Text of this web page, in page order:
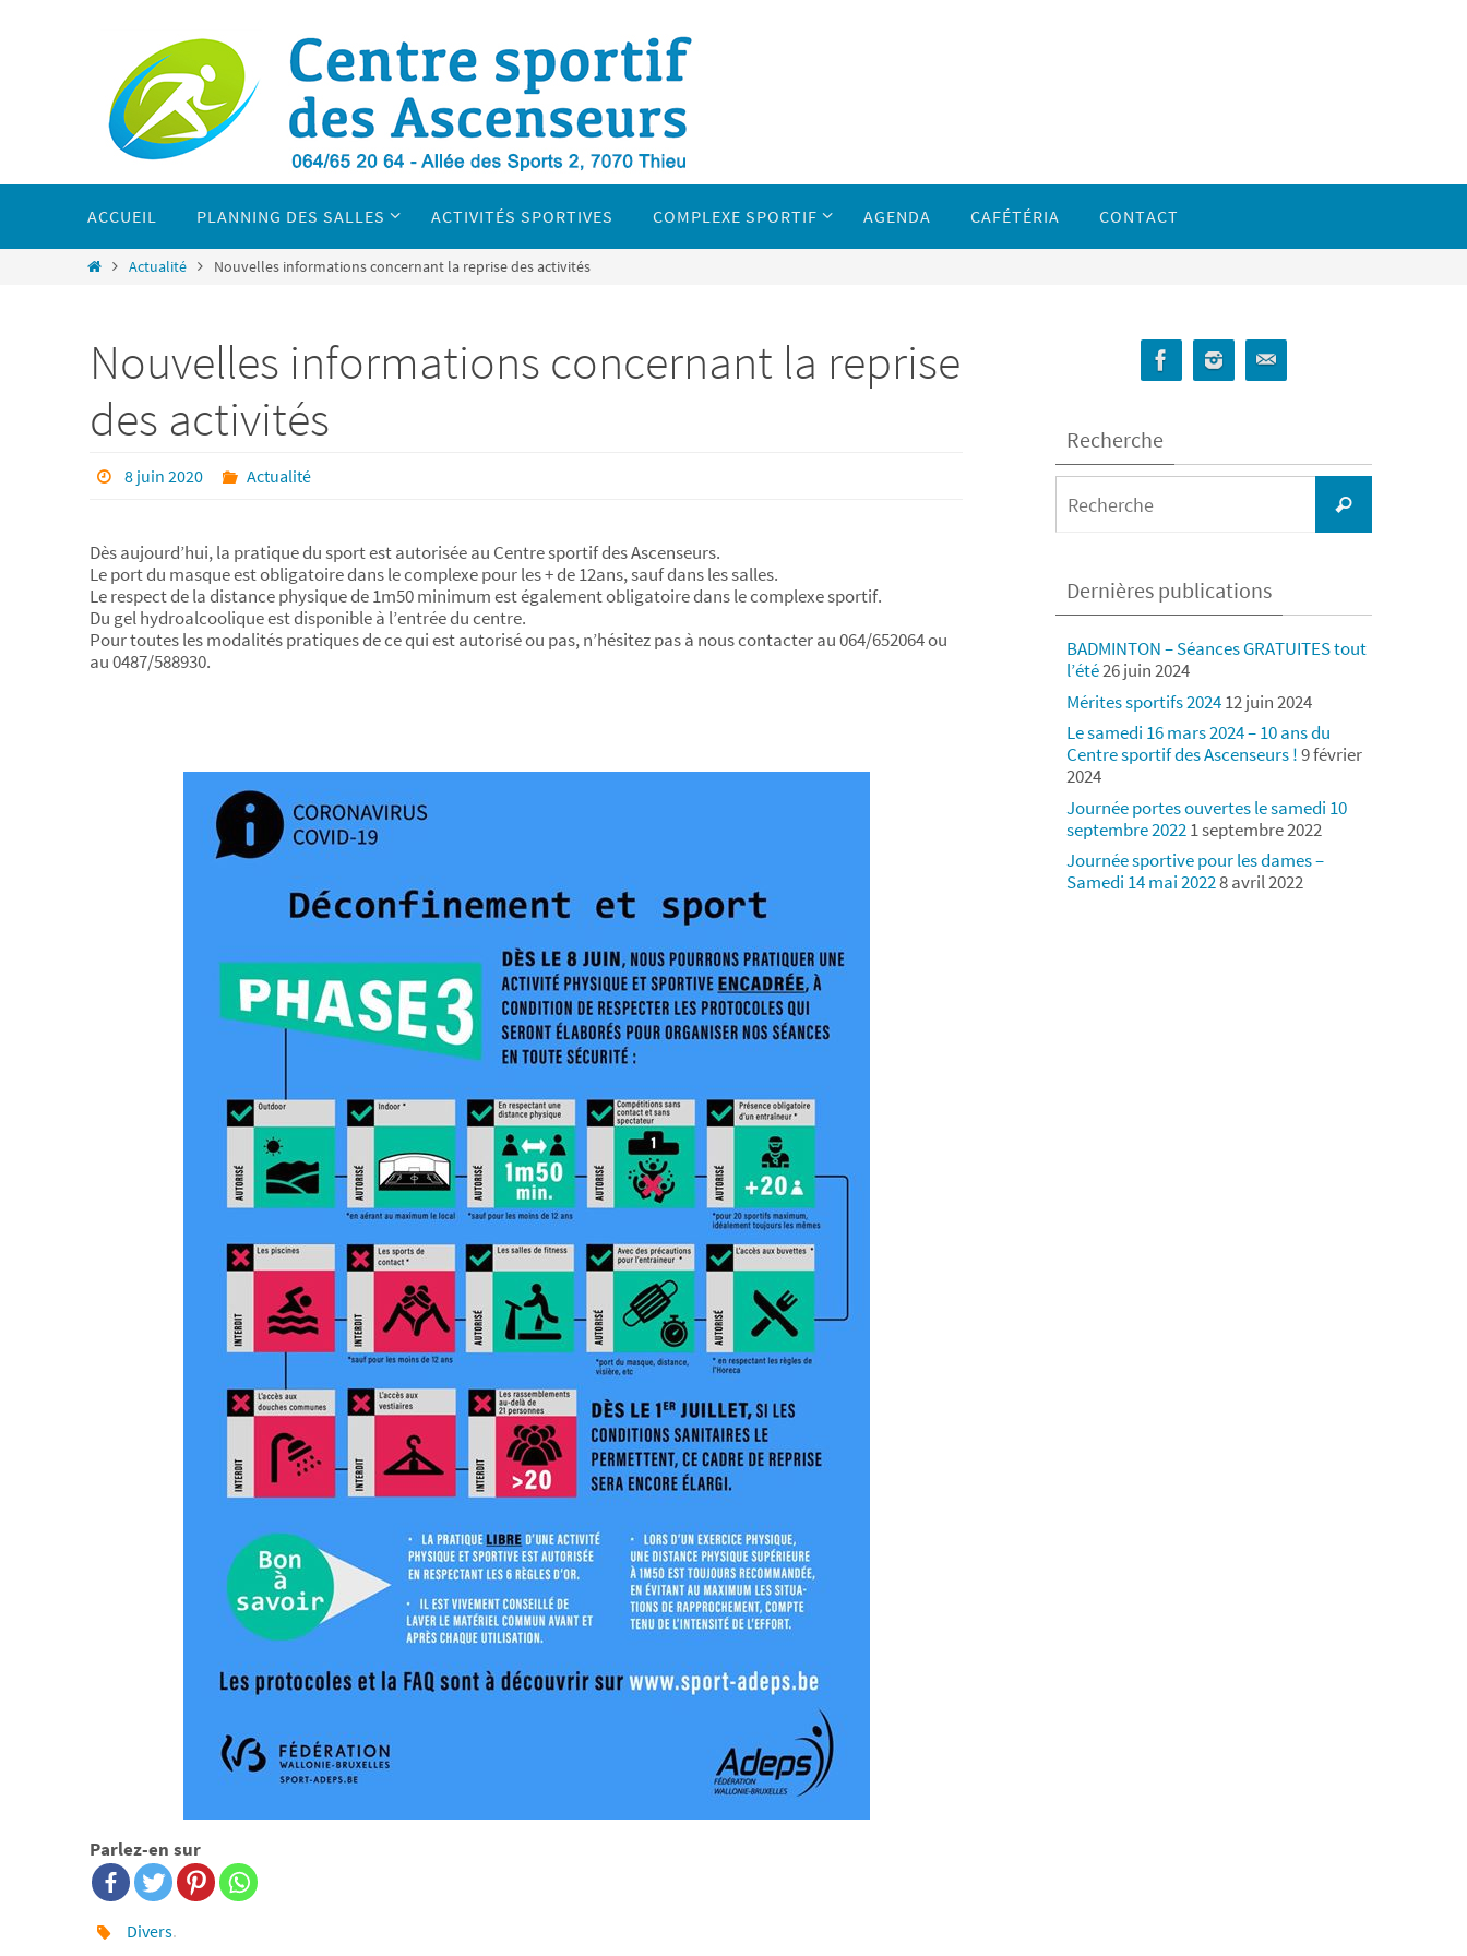
contenu
ACCUEIL PLANNING DES SALLES ACTIVITÉS SPORTIVES COMPLEXE SPORTIF AGENDA CAFÉTÉRIA CONTACT
HomeActualité Nouvelles informations concernant la reprise des activités
Nouvelles informations concernant la reprise
des activités
8 juin 2020 Actualité
Dès aujourd’hui, la pratique du sport est autorisée au Centre sportif des Ascenseurs.
Le port du masque est obligatoire dans le complexe pour les + de 12ans, sauf dans les salles.
Le respect de la distance physique de 1m50 minimum est également obligatoire dans le complexe sportif.
Du gel hydroalcoolique est disponible à l’entrée du centre.
Pour toutes les modalités pratiques de ce qui est autorisé ou pas, n’hésitez pas à nous contacter au 064/652064 ou
au 0487/588930.
Parlez-en sur
Divers.
Recherche
Recherche
Dernières publications
BADMINTON – Séances GRATUITES tout
l’été26 juin 2024
Mérites sportifs 202412 juin 2024
Le samedi 16 mars 2024 – 10 ans du
Centre sportif des Ascenseurs !9 février
2024
Journée portes ouvertes le samedi 10
septembre 20221 septembre 2022
Journée sportive pour les dames –
Samedi 14 mai 20228 avril 2022